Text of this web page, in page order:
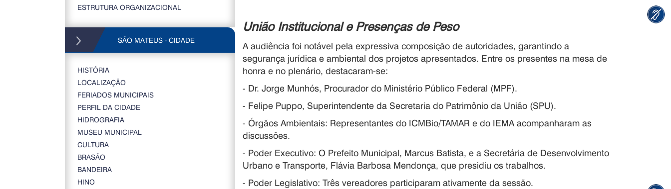
ESTRUTURA ORGANIZACIONAL
SÃO MATEUS - CIDADE
HISTÓRIA
LOCALIZAÇÃO
FERIADOS MUNICIPAIS
PERFIL DA CIDADE
HIDROGRAFIA
MUSEU MUNICIPAL
CULTURA
BRASÃO
BANDEIRA
HINO
União Institucional e Presenças de Peso
A audiência foi notável pela expressiva composição de autoridades, garantindo a
segurança jurídica e ambiental dos projetos apresentados. Entre os presentes na mesa de
honra e no plenário, destacaram-se:
- Dr. Jorge Munhós, Procurador do Ministério Público Federal (MPF).
- Felipe Puppo, Superintendente da Secretaria do Patrimônio da União (SPU).
- Órgãos Ambientais: Representantes do ICMBio/TAMAR e do IEMA acompanharam as
discussões.
- Poder Executivo: O Prefeito Municipal, Marcus Batista, e a Secretária de Desenvolvimento
Urbano e Transporte, Flávia Barbosa Mendonça, que presidiu os trabalhos.
- Poder Legislativo: Três vereadores participaram ativamente da sessão.